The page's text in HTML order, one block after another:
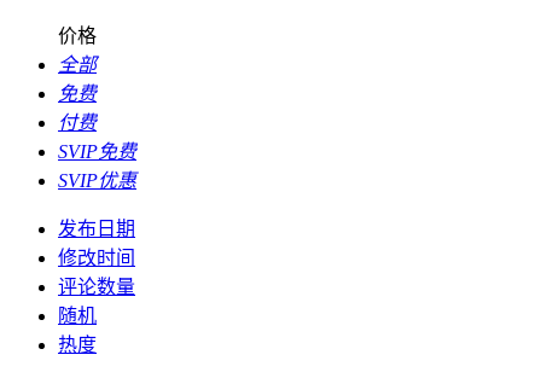
价格
全部
免费
付费
SVIP免费
SVIP优惠
发布日期
修改时间
评论数量
随机
热度